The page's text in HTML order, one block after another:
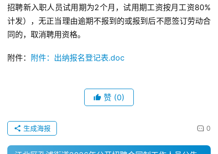
招聘新入职人员试用期为2个月，试用期工资按月工资80%
计发），无正当理由逾期不报到的或报到后不愿签订劳动合
同的，取消聘用资格。
附件： 附件：出纳报名登记表.doc
赞 (0)
0
生成海报